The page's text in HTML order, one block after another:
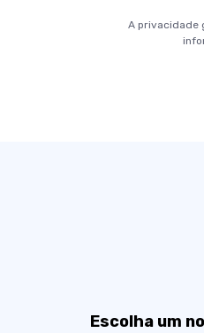
A privacidade
Escolha um